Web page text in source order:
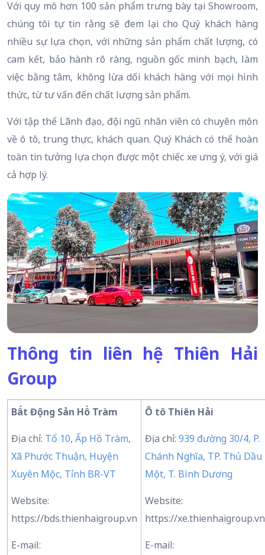
Với quy mô hơn 100 sản phẩm trưng bày tại Showroom,
chúng tôi tự tin rằng sẽ đem lại cho Quý khách hàng
nhiều sự lựa chọn, với những sản phẩm chất lượng, có
cam kết, bảo hành rõ ràng, nguồn gốc minh bạch, làm
việc bằng tâm, không lừa dối khách hàng với mọi hình
thức, từ tư vấn đến chất lượng sản phẩm.
Với tập thể Lãnh đạo, đội ngũ nhân viên có chuyên môn
về ô tô, trung thực, khách quan. Quý Khách có thể hoàn
toàn tin tưởng lựa chọn được một chiếc xe ưng ý, với giá
cả hợp lý.
Thông tin liên hệ Thiên Hải
Group
Bất Động Sản Hồ Tràm
Địa chỉ: Tổ 10, Ấp Hồ Tràm,
Xã Phước Thuận, Huyện
Xuyên Mộc, Tỉnh BR-VT
Website:
https://bds.thienhaigroup.vn
E-mail:
Ô tô Thiên Hải
Địa chỉ: 939 đường 30/4, P.
Chánh Nghĩa, TP. Thủ Dầu
Một, T. Bình Dương
Website:
https://xe.thienhaigroup.vn
E-mail: